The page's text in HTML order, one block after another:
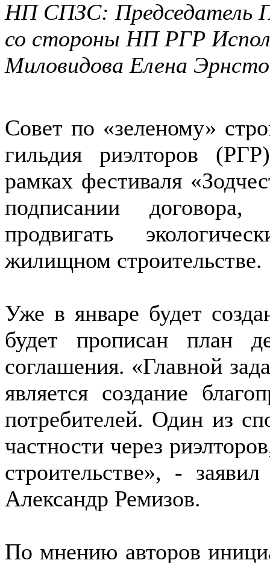
НП СПЗС: Председатель
со стороны НП РГР
Миловидова Елена
Совет по «зеленому»
гильдия риэлторов
рамках фестиваля
подписании договора,
продвигать
жилищном строительстве.
Уже в январе будет
будет прописан план
соглашения. «Главной
является создание
потребителей. Один из
частности через
строительстве», -
Александр Ремизов.
По мнению авторов